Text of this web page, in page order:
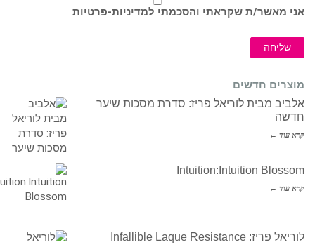
אני מאשר/ת שקראתי והסכמתי למדיניות-פרטיות
שליחה
מוצרים חדשים
אלביב מבית לוריאל פריז: סדרת מסכות שיער
חדשה
קרא עוד ←
Intuition:Intuition Blossom
קרא עוד ←
לוריאל פריז: Infallible Laque Resistance